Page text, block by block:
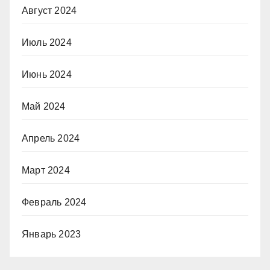
Август 2024
Июль 2024
Июнь 2024
Май 2024
Апрель 2024
Март 2024
Февраль 2024
Январь 2023